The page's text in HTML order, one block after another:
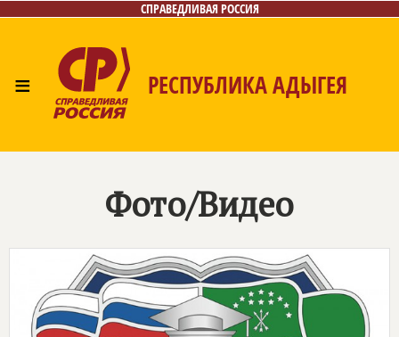
СПРАВЕДЛИВАЯ РОССИЯ
≡ РЕСПУБЛИКА АДЫГЕЯ
Контакты
Фото/Видео